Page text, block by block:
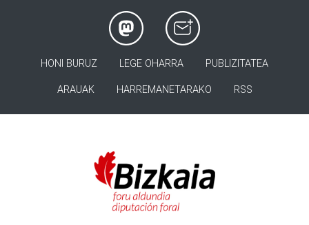
HONI BURUZ LEGE OHARRA PUBLIZITATEA
ARAUAK HARREMANETARAKO RSS